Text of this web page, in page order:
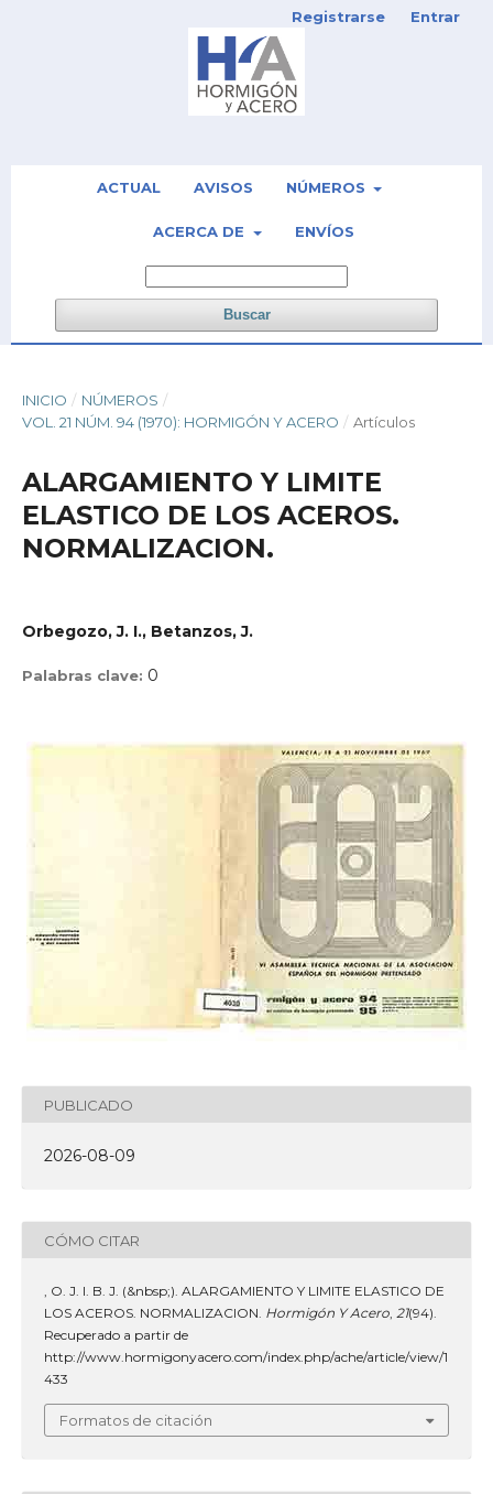
ACTUAL AVISOS NÚMEROS
ACERCA DE ENVÍOS
Buscar
Registrarse Entrar
INICIO / NÚMEROS /
VOL. 21 NÚM. 94 (1970): HORMIGÓN Y ACERO / Artículos
ALARGAMIENTO Y LIMITE
ELASTICO DE LOS ACEROS.
NORMALIZACION.
Orbegozo, J. I., Betanzos, J.
Palabras clave: 0
PUBLICADO
2026-08-09
CÓMO CITAR
, O. J. I. B. J. (&nbsp;). ALARGAMIENTO Y LIMITE ELASTICO DE
LOS ACEROS. NORMALIZACION. Hormigón Y Acero, 21(94).
Recuperado a partir de
http://www.hormigonyacero.com/index.php/ache/article/view/1
433
Formatos de citación